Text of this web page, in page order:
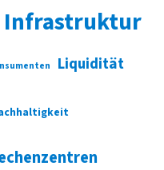
Infrastruktur
Liquidität